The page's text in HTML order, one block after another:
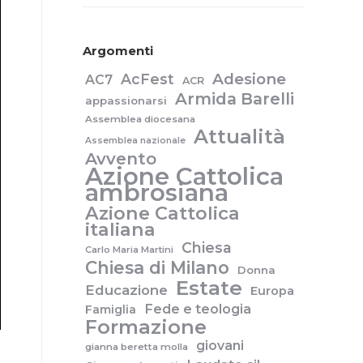
Argomenti
AC7 AcFest ACR Adesione
appassionarsi Armida Barelli
Assemblea diocesana
Assemblea nazionale Attualità
Avvento
Azione Cattolica
ambrosiana
Azione Cattolica
italiana
Carlo Maria Martini Chiesa
Chiesa di Milano Donna
Educazione Estate
Europa
Famiglia
Fede e teologia
Formazione
gianna beretta molla giovani